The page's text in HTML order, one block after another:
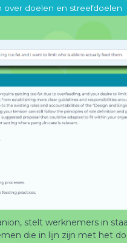
over doelen en streefdoelen
stelt werknemers in
die in lijn zijn met het